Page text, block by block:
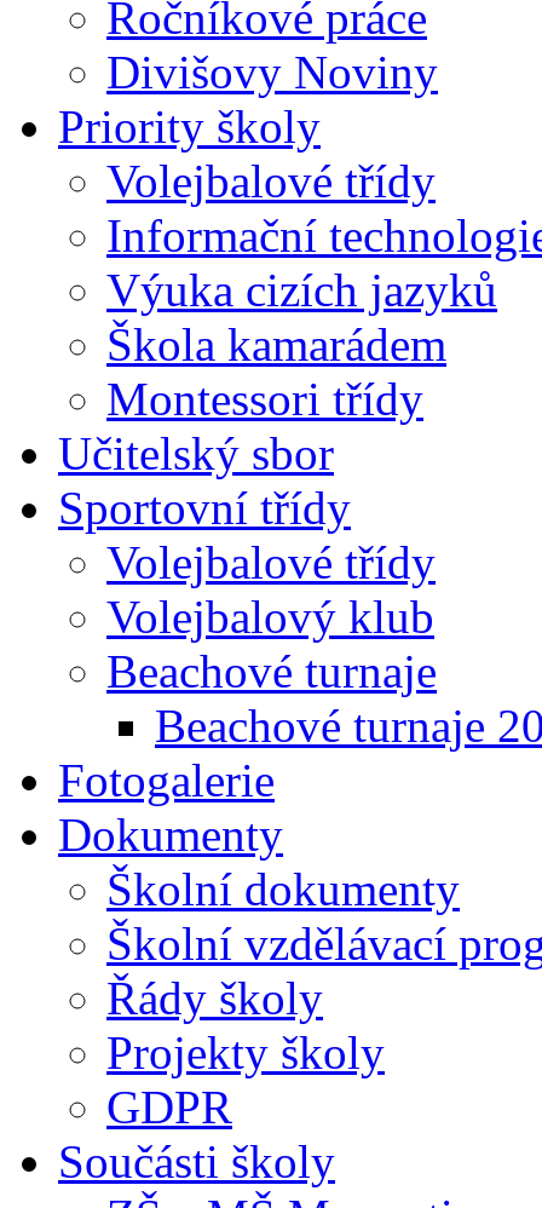
Ročníkové práce
Divišovy Noviny
Priority školy
Volejbalové třídy
Informační
Výuka cizích jazyků
Škola kamarádem
Montessori třídy
Učitelský sbor
Sportovní třídy
Volejbalové třídy
Volejbalový klub
Beachové turnaje
Beachové turnaje
Fotogalerie
Dokumenty
Školní dokumenty
Školní vzdělávací
Řády školy
Projekty školy
GDPR
Součásti školy